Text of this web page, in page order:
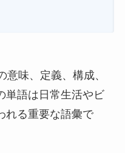
味、定義、構成、
単語は日常生活やビ
れる重要な語彙で